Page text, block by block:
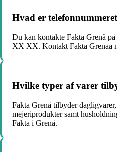
Hvad er
Du kan kontakte Fakta Grenå
XX XX. Kontakt Fakta Grenaa
Hvilke typer af varer
Fakta Grenå tilbyder
mejeriprodukter samt
Fakta i Grenå.